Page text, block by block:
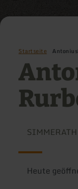
Startseite
SIMMERATH
Heute